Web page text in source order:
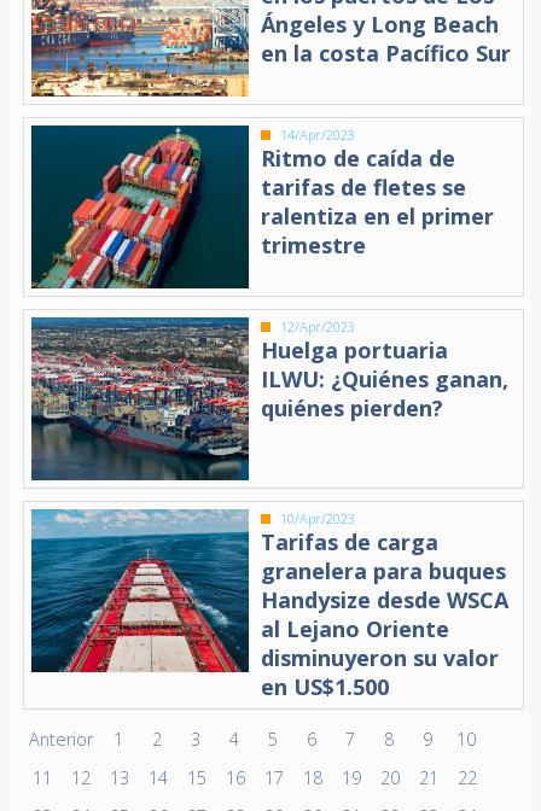
Ángeles y Long Beach
en la costa Pacífico Sur
14/Apr/2023
Ritmo de caída de
tarifas de fletes se
ralentiza en el primer
trimestre
12/Apr/2023
Huelga portuaria
ILWU: ¿Quiénes ganan,
quiénes pierden?
10/Apr/2023
Tarifas de carga
granelera para buques
Handysize desde WSCA
al Lejano Oriente
disminuyeron su valor
en US$1.500
Anterior 1 2 3 4 5 6 7 8 9
10
11
12 13 14 15 16 17 18 19 20 21
22